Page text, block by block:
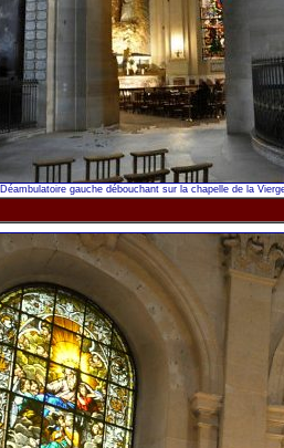
Déambulatoire gauche débouchant sur la chapelle de la